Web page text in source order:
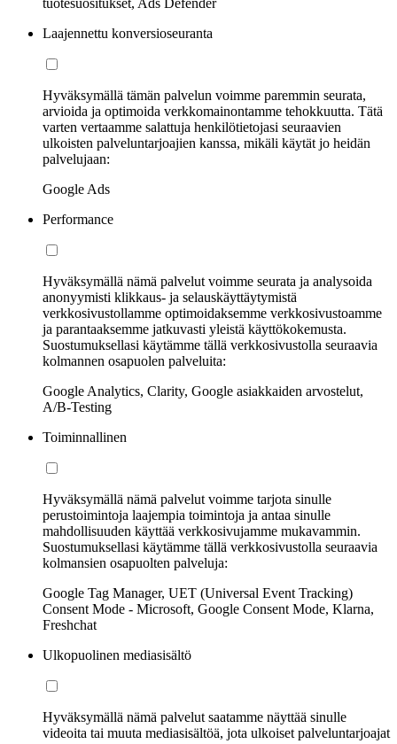
Laajennettu konversioseuranta
Hyväksymällä tämän palvelun voimme paremmin seurata,
arvioida ja optimoida verkkomainontamme tehokkuutta. Tätä
varten vertaamme salattuja henkilötietojasi seuraavien
ulkoisten palveluntarjoajien kanssa, mikäli käytät jo heidän
palvelujaan:
Google Ads
Performance
Hyväksymällä nämä palvelut voimme seurata ja analysoida
anonyymisti klikkaus- ja selauskäyttäytymistä
verkkosivustollamme optimoidaksemme verkkosivustoamme
ja parantaaksemme jatkuvasti yleistä käyttökokemusta.
Suostumuksellasi käytämme tällä verkkosivustolla seuraavia
kolmannen osapuolen palveluita:
Google Analytics, Clarity, Google asiakkaiden arvostelut,
A/B-Testing
Toiminnallinen
Hyväksymällä nämä palvelut voimme tarjota sinulle
perustoimintoja laajempia toimintoja ja antaa sinulle
mahdollisuuden käyttää verkkosivujamme mukavammin.
Suostumuksellasi käytämme tällä verkkosivustolla seuraavia
kolmansien osapuolten palveluja:
Google Tag Manager, UET (Universal Event Tracking)
Consent Mode - Microsoft, Google Consent Mode, Klarna,
Freshchat
Ulkopuolinen mediasisältö
Hyväksymällä nämä palvelut saatamme näyttää sinulle
videoita tai muuta mediasisältöä, jota ulkoiset palveluntarjoajat